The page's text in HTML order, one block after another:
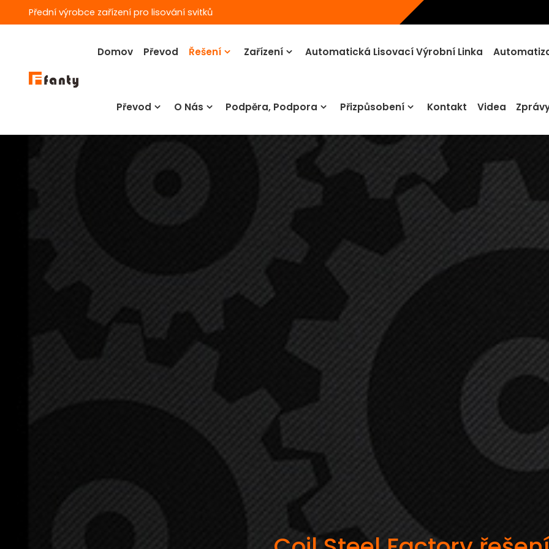
Přední výrobce zařízení pro lisování svitků
Domov Převod Řešení Zařízení Automatická Lisovací Výrobní Linka
Převod O Nás Podpěra, Podpora Přizpůsobení Kontakt Videa